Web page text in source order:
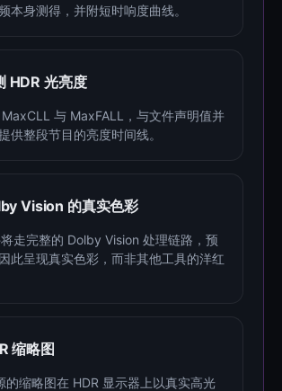
身测得，并附短时响度曲线。
HDR 光亮度
与 MaxFALL，与文件声明值并
供整段节目的亮度时间线。
Vision 的真实色彩
走完整的 Dolby Vision 处理链路，预
此呈现真实色彩，而非其他工具的洋红
缩略图
的缩略图在 HDR 显示器上以真实高光